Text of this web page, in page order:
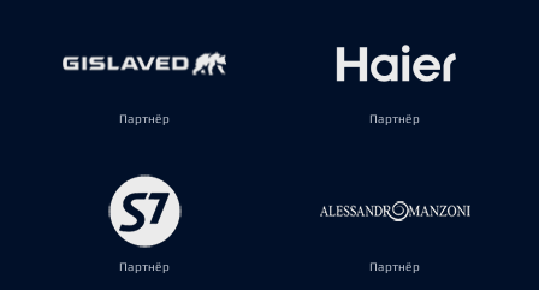
Партнёр Партнёр
Партнёр Партнёр